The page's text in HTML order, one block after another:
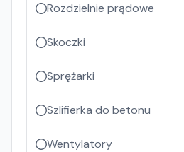
Rozdzielnie prądowe
Skoczki
Sprężarki
Szlifierka do betonu
Wentylatory